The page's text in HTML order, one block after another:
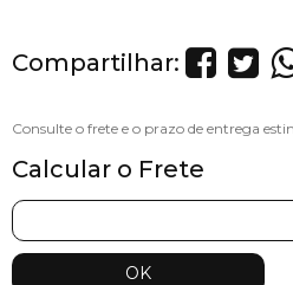
Compartilhar:
Calcular o Frete